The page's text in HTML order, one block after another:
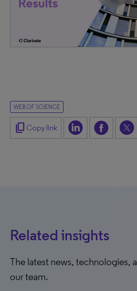
WEB OF SCIENCE
content_copy Copy link
Related insights
The latest news, technologies,
our team.